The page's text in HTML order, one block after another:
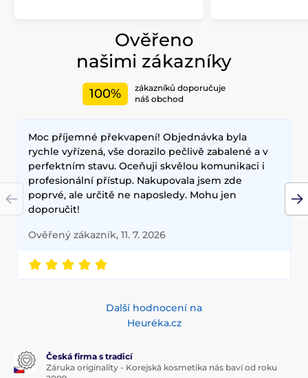
Ověřeno
našimi zákazníky
100%
zákazníků doporučuje
náš obchod
Moc příjemné překvapení! Objednávka byla
rychle vyřízená, vše dorazilo pečlivě zabalené a v
perfektním stavu. Oceňuji skvělou komunikaci i
profesionální přístup. Nakupovala jsem zde
poprvé, ale určitě ne naposledy. Mohu jen
doporučit!
Ověřený zákazník, 11. 7. 2026
Další hodnocení na
Heuréka.cz
Česká firma s tradicí
Záruka originality - Korejská kosmetika nás baví od roku